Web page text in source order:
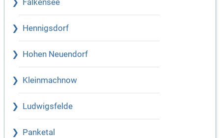
Falkensee
Hennigsdorf
Hohen Neuendorf
Kleinmachnow
Ludwigsfelde
Panketal